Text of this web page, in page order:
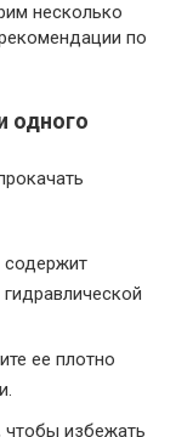
несколько
по
одного
содержит
ее плотно
чтобы избежать